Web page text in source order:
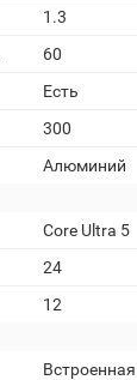
1.3
60
Есть
300
Алюминий
Core Ultra 5
24
12
Встроенная